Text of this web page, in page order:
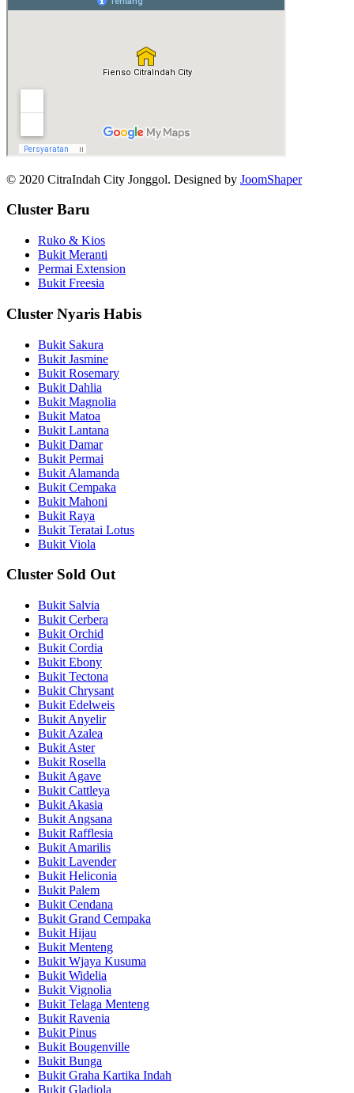
© 2020 CitraIndah City Jonggol. Designed by JoomShaper
Cluster Baru
Ruko & Kios
Bukit Meranti
Permai Extension
Bukit Freesia
Cluster Nyaris Habis
Bukit Sakura
Bukit Jasmine
Bukit Rosemary
Bukit Dahlia
Bukit Magnolia
Bukit Matoa
Bukit Lantana
Bukit Damar
Bukit Permai
Bukit Alamanda
Bukit Cempaka
Bukit Mahoni
Bukit Raya
Bukit Teratai Lotus
Bukit Viola
Cluster Sold Out
Bukit Salvia
Bukit Cerbera
Bukit Orchid
Bukit Cordia
Bukit Ebony
Bukit Tectona
Bukit Chrysant
Bukit Edelweis
Bukit Anyelir
Bukit Azalea
Bukit Aster
Bukit Rosella
Bukit Agave
Bukit Cattleya
Bukit Akasia
Bukit Angsana
Bukit Rafflesia
Bukit Amarilis
Bukit Lavender
Bukit Heliconia
Bukit Palem
Bukit Cendana
Bukit Grand Cempaka
Bukit Hijau
Bukit Menteng
Bukit Wjaya Kusuma
Bukit Widelia
Bukit Vignolia
Bukit Telaga Menteng
Bukit Ravenia
Bukit Pinus
Bukit Bougenville
Bukit Bunga
Bukit Graha Kartika Indah
Bukit Gladiola